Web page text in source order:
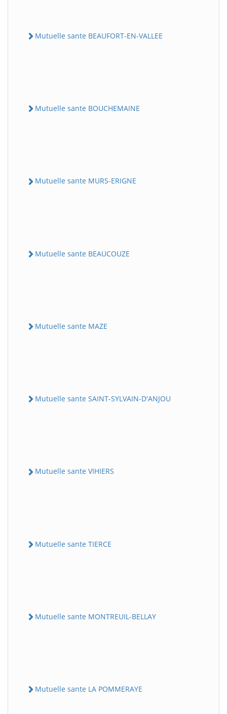
Mutuelle sante BEAUFORT-EN-VALLEE
Mutuelle sante BOUCHEMAINE
Mutuelle sante MURS-ERIGNE
Mutuelle sante BEAUCOUZE
Mutuelle sante MAZE
Mutuelle sante SAINT-SYLVAIN-D'ANJOU
Mutuelle sante VIHIERS
Mutuelle sante TIERCE
Mutuelle sante MONTREUIL-BELLAY
Mutuelle sante LA POMMERAYE